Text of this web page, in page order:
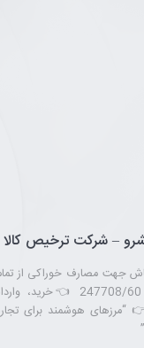
– شرکت ترخیص کالا
ماش جهت مصارف خوراکی از
کشورها تاریخ: 25/9/1397 شماره: 247708/60
“مرزهای هوشمند برای